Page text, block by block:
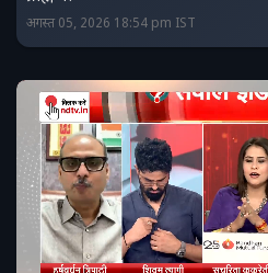
अगस्त 05, 2026 18:54 pm IST